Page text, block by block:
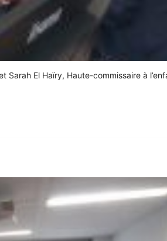
Sarah El Haïry, Haute-commissaire à